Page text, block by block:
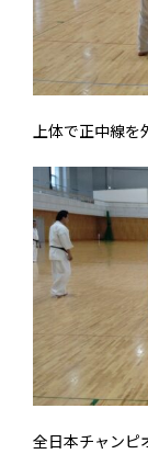
上体で正中線を
全日本チャンピ